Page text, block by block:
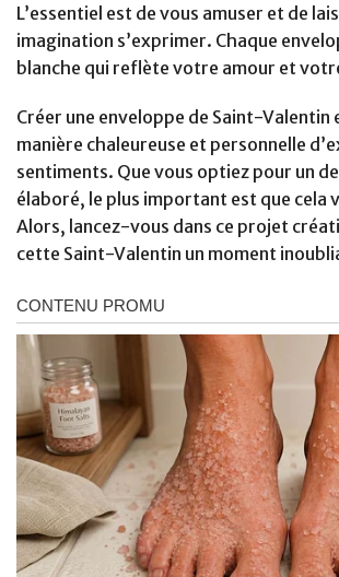
L’essentiel est de vous amuser et de
imagination s’exprimer. Chaque
blanche qui reflète votre amour et
Créer une enveloppe de Saint-Valentin
manière chaleureuse et personnelle
sentiments. Que vous optiez pour un
élaboré, le plus important est que cela
Alors, lancez-vous dans ce projet
cette Saint-Valentin un moment